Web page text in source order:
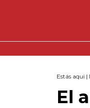
Estás aqui |
El